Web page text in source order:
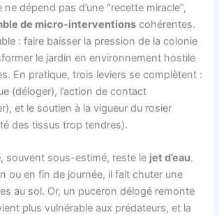
dépend pas d’une “recette miracle”,
de micro-interventions cohérentes.
: faire baisser la pression de la colonie
le jardin en environnement hostile
En pratique, trois leviers se complètent :
(déloger), l’action de contact
et le soutien à la vigueur du rosier
des tissus trop tendres).
souvent sous-estimé, reste le jet d’eau.
ou en fin de journée, il fait chuter une
au sol. Or, un puceron délogé remonte
plus vulnérable aux prédateurs, et la